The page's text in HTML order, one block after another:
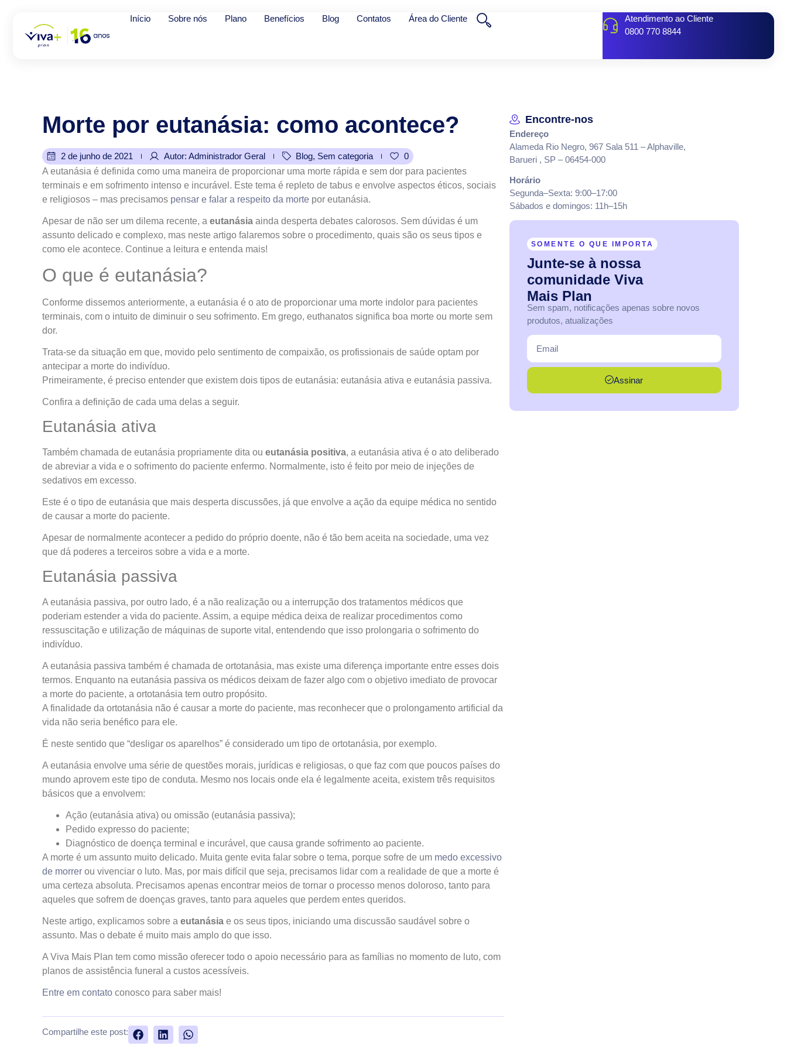
Início Sobre nós Plano Benefícios Blog Contatos Área do Cliente
Atendimento ao Cliente
0800 770 8844
Morte por eutanásia: como acontece?
2 de junho de 2021 Autor: Administrador Geral Blog, Sem categoria
0
A eutanásia é definida como uma maneira de proporcionar uma morte rápida e sem dor para pacientes
terminais e em sofrimento intenso e incurável. Este tema é repleto de tabus e envolve aspectos éticos, sociais
e religiosos – mas precisamos pensar e falar a respeito da morte por eutanásia.
Apesar de não ser um dilema recente, a eutanásia ainda desperta debates calorosos. Sem dúvidas é um
assunto delicado e complexo, mas neste artigo falaremos sobre o procedimento, quais são os seus tipos e
como ele acontece. Continue a leitura e entenda mais!
O que é eutanásia?
Conforme dissemos anteriormente, a eutanásia é o ato de proporcionar uma morte indolor para pacientes
terminais, com o intuito de diminuir o seu sofrimento. Em grego, euthanatos significa boa morte ou morte sem
dor.
Trata-se da situação em que, movido pelo sentimento de compaixão, os profissionais de saúde optam por
antecipar a morte do indivíduo.
Primeiramente, é preciso entender que existem dois tipos de eutanásia: eutanásia ativa e eutanásia passiva.
Confira a definição de cada uma delas a seguir.
Eutanásia ativa
Também chamada de eutanásia propriamente dita ou eutanásia positiva, a eutanásia ativa é o ato deliberado
de abreviar a vida e o sofrimento do paciente enfermo. Normalmente, isto é feito por meio de injeções de
sedativos em excesso.
Este é o tipo de eutanásia que mais desperta discussões, já que envolve a ação da equipe médica no sentido
de causar a morte do paciente.
Apesar de normalmente acontecer a pedido do próprio doente, não é tão bem aceita na sociedade, uma vez
que dá poderes a terceiros sobre a vida e a morte.
Eutanásia passiva
A eutanásia passiva, por outro lado, é a não realização ou a interrupção dos tratamentos médicos que
poderiam estender a vida do paciente. Assim, a equipe médica deixa de realizar procedimentos como
ressuscitação e utilização de máquinas de suporte vital, entendendo que isso prolongaria o sofrimento do
indivíduo.
A eutanásia passiva também é chamada de ortotanásia, mas existe uma diferença importante entre esses dois
termos. Enquanto na eutanásia passiva os médicos deixam de fazer algo com o objetivo imediato de provocar
a morte do paciente, a ortotanásia tem outro propósito.
A finalidade da ortotanásia não é causar a morte do paciente, mas reconhecer que o prolongamento artificial da
vida não seria benéfico para ele.
É neste sentido que “desligar os aparelhos” é considerado um tipo de ortotanásia, por exemplo.
A eutanásia envolve uma série de questões morais, jurídicas e religiosas, o que faz com que poucos países do
mundo aprovem este tipo de conduta. Mesmo nos locais onde ela é legalmente aceita, existem três requisitos
básicos que a envolvem:
Ação (eutanásia ativa) ou omissão (eutanásia passiva);
Pedido expresso do paciente;
Diagnóstico de doença terminal e incurável, que causa grande sofrimento ao paciente.
A morte é um assunto muito delicado. Muita gente evita falar sobre o tema, porque sofre de um medo excessivo
de morrer ou vivenciar o luto. Mas, por mais difícil que seja, precisamos lidar com a realidade de que a morte é
uma certeza absoluta. Precisamos apenas encontrar meios de tornar o processo menos doloroso, tanto para
aqueles que sofrem de doenças graves, tanto para aqueles que perdem entes queridos.
Neste artigo, explicamos sobre a eutanásia e os seus tipos, iniciando uma discussão saudável sobre o
assunto. Mas o debate é muito mais amplo do que isso.
A Viva Mais Plan tem como missão oferecer todo o apoio necessário para as famílias no momento de luto, com
planos de assistência funeral a custos acessíveis.
Entre em contato conosco para saber mais!
Compartilhe este post:
Encontre-nos
Endereço
Alameda Rio Negro, 967 Sala 511 – Alphaville,
Barueri , SP – 06454-000
Horário
Segunda–Sexta: 9:00–17:00
Sábados e domingos: 11h–15h
SOMENTE O QUE IMPORTA
Junte-se à nossa
comunidade Viva
Mais Plan
Sem spam, notificações apenas sobre novos
produtos, atualizações
Assinar